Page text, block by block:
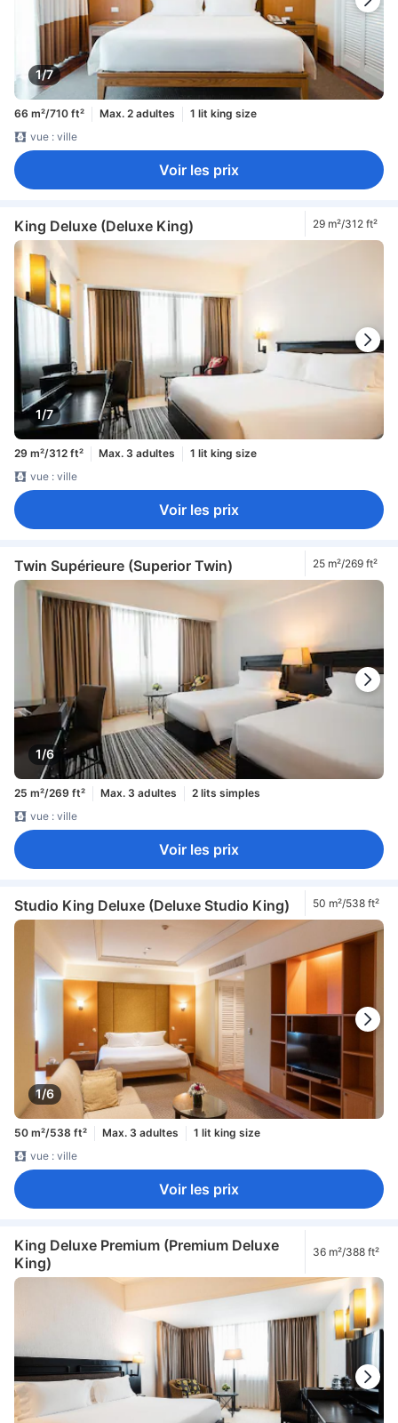
1/7
66 m²/710 ft² Max. 2 adultes
1 lit king size
vue : ville
Voir les prix
King Deluxe (Deluxe King) 29 m²/312 ft²
1/7
29 m²/312 ft² Max. 3 adultes
1 lit king size
vue : ville
Voir les prix
Twin Supérieure (Superior Twin) 25 m²/269 ft²
1/6
25 m²/269 ft² Max. 3 adultes
2 lits simples
vue : ville
Voir les prix
Studio King Deluxe (Deluxe Studio King) 50 m²/538 ft²
1/6
50 m²/538 ft² Max. 3 adultes
1 lit king size
vue : ville
Voir les prix
King Deluxe Premium (Premium Deluxe
King)
36 m²/388 ft²